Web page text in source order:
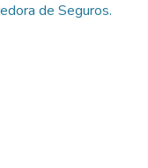
de Seguros.